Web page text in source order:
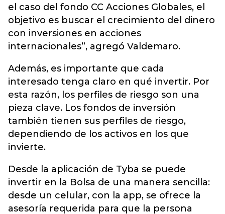
el caso del fondo CC Acciones Globales, el
objetivo es buscar el crecimiento del dinero
con inversiones en acciones
internacionales”, agregó Valdemaro.
Además, es importante que cada
interesado tenga claro en qué invertir. Por
esta razón, los perfiles de riesgo son una
pieza clave. Los fondos de inversión
también tienen sus perfiles de riesgo,
dependiendo de los activos en los que
invierte.
Desde la aplicación de Tyba se puede
invertir en la Bolsa de una manera sencilla:
desde un celular, con la app, se ofrece la
asesoría requerida para que la persona